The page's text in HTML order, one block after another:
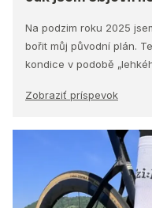
Na podzim roku 2025
bořit můj původní plán.
kondice v podobě
Zobraziť príspevok